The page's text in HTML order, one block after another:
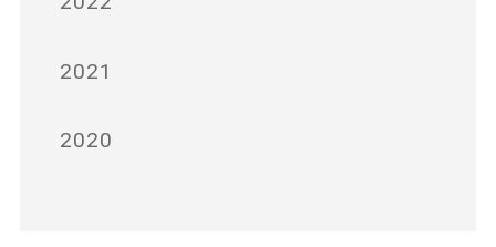
2021
2020